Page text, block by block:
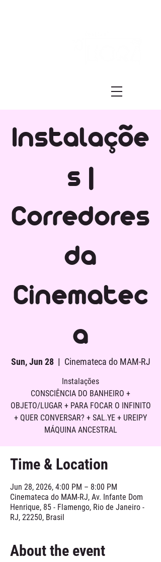
Instalaçõe
s |
Corredores
da
Cinematec
a
Sun, Jun 28
  |
Cinemateca do MAM-RJ
Instalações
CONSCIÊNCIA DO BANHEIRO +
OBJETO/LUGAR + PARA FOCAR O INFINITO
+ QUER CONVERSAR? + SAL.YE + UREIPY
MÁQUINA ANCESTRAL
Time & Location
Jun 28, 2026, 4:00 PM – 8:00 PM
Cinemateca do MAM-RJ, Av. Infante Dom
Henrique, 85 - Flamengo, Rio de Janeiro -
RJ, 22250, Brasil
About the event